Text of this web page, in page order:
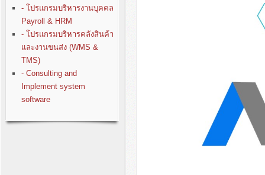
- โปรแกรมบริหารงานบุคคล
Payroll & HRM
- โปรแกรมบริหารคลังสินค้า
และงานขนส่ง (WMS &
TMS)
- Consulting and
Implement system
software